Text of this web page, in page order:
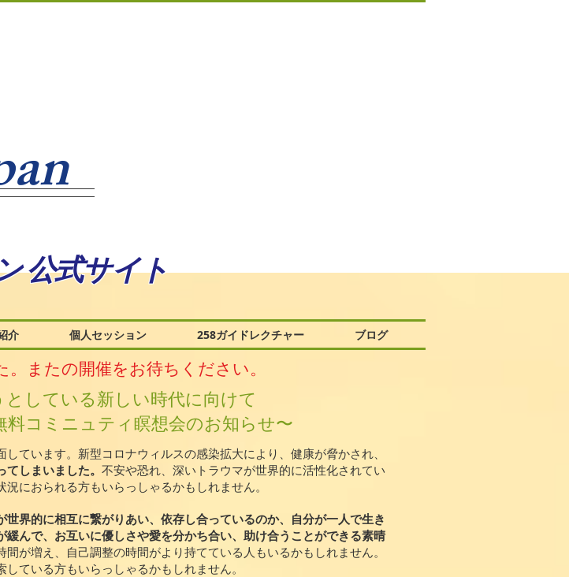
公式サイト
介 個人セッション 258ガイドレクチャー ブログ
またの開催をお待ちください。
している新しい時代に向けて
コミニュティ瞑想会のお知らせ〜
​
ています。新型コロナウィルスの感染拡大により、健康が脅かされ、
しまいました。 不安や恐れ、深いトラウマが世界的に活性化されてい
におられる方もいらっしゃるかもしれません。
界的に相互に繋がりあい、依存し合っているのか、自分が一人で生き
んで、お互いに優しさや愛を分かち合い、助け合うことができる素晴
が増え、自己調整の時間がより持てている人もいるかもしれません。
ている方もいらっしゃるかもしれません。